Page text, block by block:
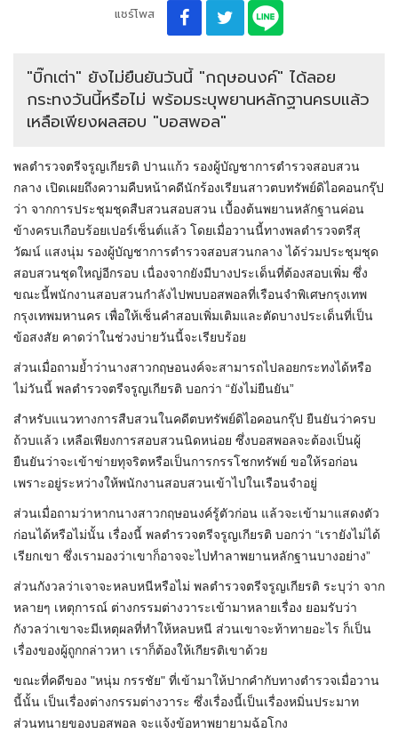
แชร์โพส
"บิ๊กเต่า" ยังไม่ยืนยันวันนี้ "กฤษอนงค์" ได้ลอย
กระทงวันนี้หรือไม่ พร้อมระบุพยานหลักฐานครบแล้ว
เหลือเพียงผลสอบ "บอสพอล"
พลตำรวจตรีจรูญเกียรติ ปานแก้ว รองผู้บัญชาการตำรวจสอบสวน
กลาง เปิดเผยถึงความคืบหน้าคดีนักร้องเรียนสาวตบทรัพย์ดิไอคอนกรุ๊ป
ว่า จากการประชุมชุดสืบสวนสอบสวน เบื้องต้นพยานหลักฐานค่อน
ข้างครบเกือบร้อยเปอร์เซ็นต์แล้ว โดยเมื่อวานนี้ทางพลตำรวจตรีสุ
วัฒน์ แสงนุ่ม รองผู้บัญชาการตำรวจสอบสวนกลาง ได้ร่วมประชุมชุด
สอบสวนชุดใหญ่อีกรอบ เนื่องจากยังมีบางประเด็นที่ต้องสอบเพิ่ม ซึ่ง
ขณะนี้พนักงานสอบสวนกำลังไปพบบอสพอลที่เรือนจำพิเศษกรุงเทพ
กรุงเทพมหานคร เพื่อให้เซ็นคำสอบเพิ่มเติมและตัดบางประเด็นที่เป็น
ข้อสงสัย คาดว่าในช่วงบ่ายวันนี้จะเรียบร้อย
ส่วนเมื่อถามย้ำว่านางสาวกฤษอนงค์จะสามารถไปลอยกระทงได้หรือ
ไม่วันนี้ พลตำรวจตรีจรูญเกียรติ บอกว่า “ยังไม่ยืนยัน”
สำหรับแนวทางการสืบสวนในคดีตบทรัพย์ดิไอคอนกรุ๊ป ยืนยันว่าครบ
ถ้วบแล้ว เหลือเพียงการสอบสวนนิดหน่อย ซึ่งบอสพอลจะต้องเป็นผู้
ยืนยันว่าจะเข้าข่ายทุจริตหรือเป็นการกรรโชกทรัพย์ ขอให้รอก่อน
เพราะอยู่ระหว่างให้พนักงานสอบสวนเข้าไปในเรือนจำอยู่
ส่วนเมื่อถามว่าหากนางสาวกฤษอนงค์รู้ตัวก่อน แล้วจะเข้ามาแสดงตัว
ก่อนได้หรือไม่นั้น เรื่องนี้ พลตำรวจตรีจรูญเกียรติ บอกว่า “เรายังไม่ได้
เรียกเขา ซึ่งเรามองว่าเขาก็อาจจะไปทำลาพยานหลักฐานบางอย่าง”
ส่วนกังวลว่าเจาจะหลบหนีหรือไม่ พลตำรวจตรีจรูญเกียรติ ระบุว่า จาก
หลายๆ เหตุการณ์ ต่างกรรมต่างวาระเข้ามาหลายเรื่อง ยอมรับว่า
กังวลว่าเขาจะมีเหตุผลที่ทำให้หลบหนี ส่วนเขาจะท้าทายอะไร ก็เป็น
เรื่องของผู้ถูกกล่าวหา เราก็ต้องให้เกียรติเขาด้วย
ขณะที่คดีของ "หนุ่ม กรรชัย" ที่เข้ามาให้ปากคำกับทางตำรวจเมื่อวาน
นี้นั้น เป็นเรื่องต่างกรรมต่างวาระ ซึ่งเรื่องนี้เป็นเรื่องหมิ่นประมาท
ส่วนทนายของบอสพอล จะแจ้งข้อหาพยายามฉ้อโกง